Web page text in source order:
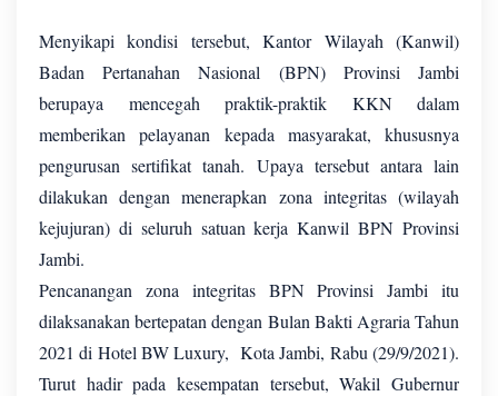
Menyikapi kondisi tersebut, Kantor Wilayah (Kanwil)
Badan Pertanahan Nasional (BPN) Provinsi Jambi
berupaya mencegah praktik-praktik KKN dalam
memberikan pelayanan kepada masyarakat, khususnya
pengurusan sertifikat tanah. Upaya tersebut antara lain
dilakukan dengan menerapkan zona integritas (wilayah
kejujuran) di seluruh satuan kerja Kanwil BPN Provinsi
Jambi.
Pencanangan zona integritas BPN Provinsi Jambi itu
dilaksanakan bertepatan dengan Bulan Bakti Agraria Tahun
2021 di Hotel BW Luxury, Kota Jambi, Rabu (29/9/2021).
Turut hadir pada kesempatan tersebut, Wakil Gubernur